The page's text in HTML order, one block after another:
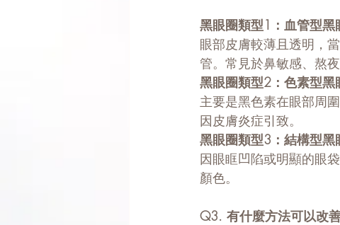
黑眼圈類型1：血管型黑
眼部皮膚較薄且透明，
管。常見於鼻敏感、熬
黑眼圈類型2：色素型黑
主要是黑色素在眼部周
因皮膚炎症引致。
黑眼圈類型3：結構型黑
因眼眶凹陷或明顯的眼
顏色。
Q3. 有什麼方法可以改